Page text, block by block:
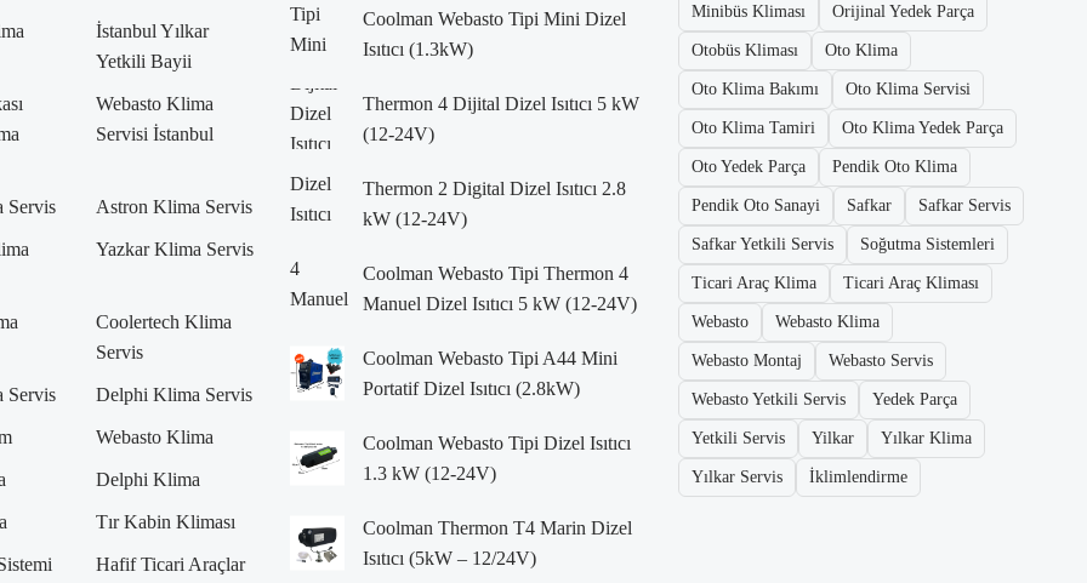
İstanbul Yılkar
Yetkili Bayii
Webasto Klima
Servisi İstanbul
Servis Astron Klima Servis
Yazkar Klima Servis
Coolertech Klima
Servis
Servis Delphi Klima Servis
Webasto Klima
Delphi Klima
Tır Kabin Kliması
Hafif Ticari Araçlar
Coolman Webasto Tipi Mini Dizel
Isıtıcı (1.3kW)
Thermon 4 Dijital Dizel Isıtıcı 5 kW
(12-24V)
Thermon 2 Digital Dizel Isıtıcı 2.8
kW (12-24V)
Coolman Webasto Tipi Thermon 4
Manuel Dizel Isıtıcı 5 kW (12-24V)
Coolman Webasto Tipi A44 Mini
Portatif Dizel Isıtıcı (2.8kW)
Coolman Webasto Tipi Dizel Isıtıcı
1.3 kW (12-24V)
Coolman Thermon T4 Marin Dizel
Isıtıcı (5kW – 12/24V)
Minibüs Kliması Orijinal Yedek Parça
Otobüs Kliması Oto Klima
Oto Klima Bakımı Oto Klima Servisi
Oto Klima Tamiri Oto Klima Yedek Parça
Oto Yedek Parça Pendik Oto Klima
Pendik Oto Sanayi Safkar Safkar Servis
Safkar Yetkili Servis Soğutma Sistemleri
Ticari Araç Klima Ticari Araç Kliması
Webasto Webasto Klima
Webasto Montaj Webasto Servis
Webasto Yetkili Servis Yedek Parça
Yetkili Servis Yilkar Yılkar Klima
Yılkar Servis İklimlendirme